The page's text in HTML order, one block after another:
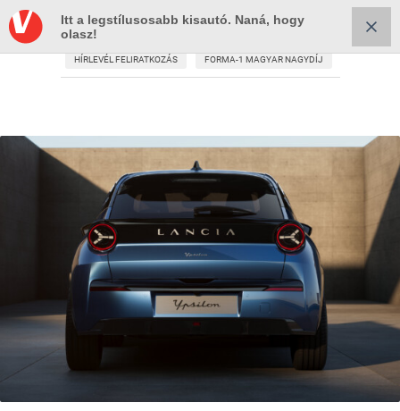
HÍRLEVÉL FELIRATKOZÁS FORMA-1 MAGYAR NAGYDÍJ
Itt a legstílusosabb kisautó. Naná, hogy
olasz!